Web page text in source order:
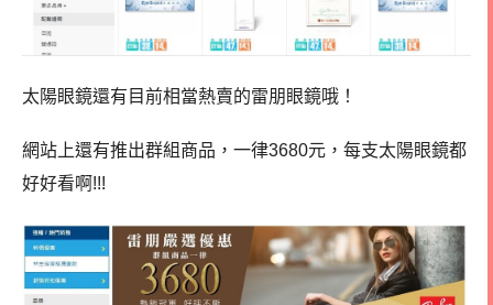
太陽眼鏡還有目前相當熱賣的雷朋眼鏡哦！
網站上還有推出群組商品，一律3680元，每支太陽眼鏡都
好好看啊!!!